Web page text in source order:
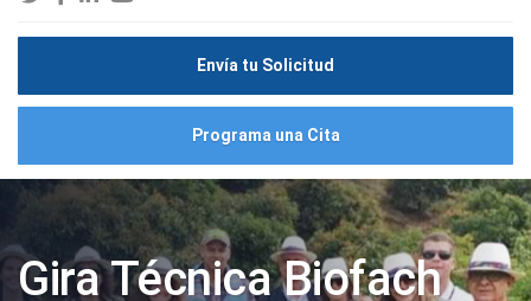
Envía tu Solicitud
Programa una Cita
Gira Técnica Biofach